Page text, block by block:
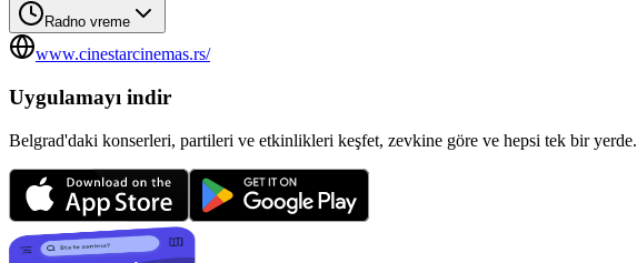
Radno vreme
www.cinestarcinemas.rs/
Uygulamayı indir
Belgrad'daki konserleri, partileri ve etkinlikleri keşfet, zevkine göre ve hepsi tek bir yerde.